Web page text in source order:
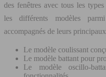
des fenêtres avec tous les
les différents modèles
accompagnés de leurs
Le modèle coulissant
Le modèle battant pour
Le modèle oscillo-